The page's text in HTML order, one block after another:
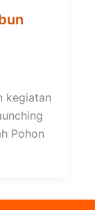
kegiatan
Pohon